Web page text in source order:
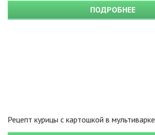
ПОДРОБНЕЕ
Рецепт курицы с картошкой в мультиварке